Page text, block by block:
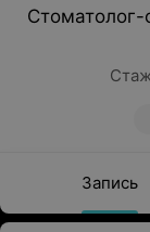
Стоматолог-
Запись